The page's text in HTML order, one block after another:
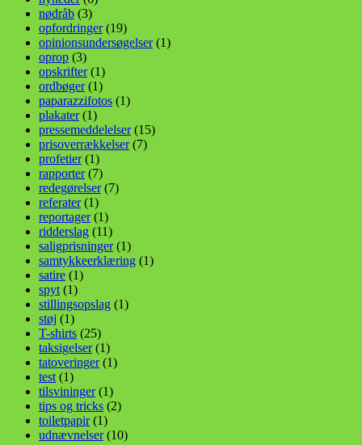
nødråb (3)
opfordringer(19)
opinionsundersøgelser(1)
oprop (3)
opskrifter(1)
ordbøger(1)
paparazzifotos (1)
plakater(1)
pressemeddelelser(15)
prisoverrækkelser(7)
profetier(1)
rapporter(7)
redegørelser(7)
referater(1)
reportager(1)
ridderslag (11)
saligprisninger(1)
samtykkeerklæring (1)
satire (1)
spyt (1)
stillingsopslag (1)
støj (1)
T-shirts (25)
taksigelser(1)
tatoveringer(1)
test (1)
tilsvininger(1)
tips og tricks (2)
toiletpapir(1)
udnævnelser(10)